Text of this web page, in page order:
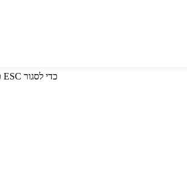
לחץ על Enter כדי לחפש או על ESC כדי לסגור